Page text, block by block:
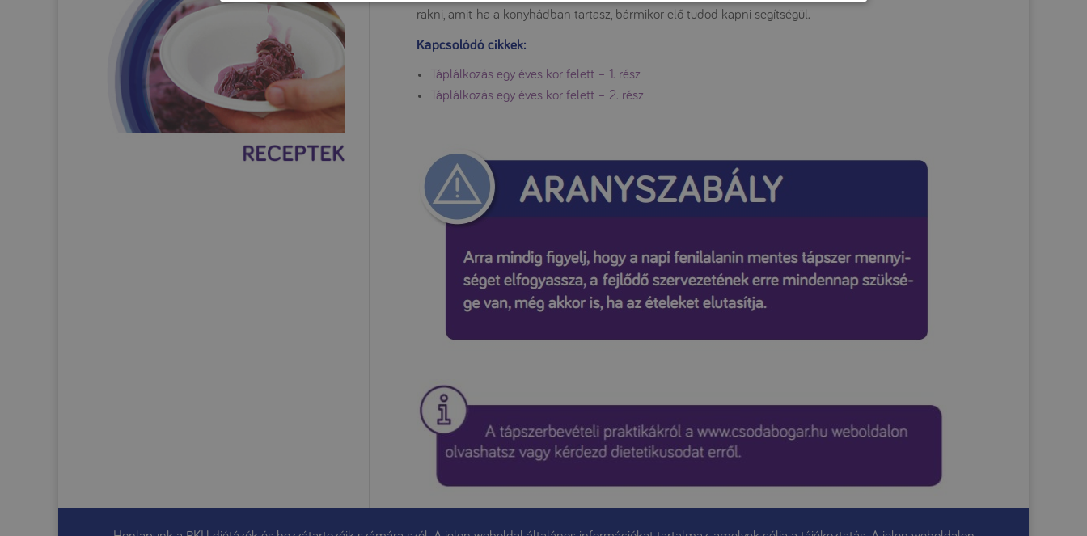
rakni, amit ha a konyhádban tartasz, bármikor elő tudod kapni segítségül.
Kapcsolódó cikkek:
Táplálkozás egy éves kor felett – 1. rész
Táplálkozás egy éves kor felett – 2. rész